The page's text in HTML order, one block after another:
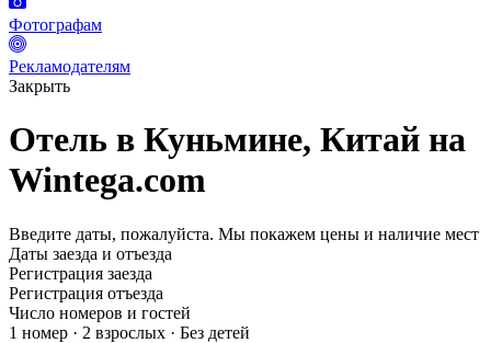
Фотографам
Рекламодателям
Закрыть
Отель в Куньмине, Китай на
Wintega.com
Введите даты, пожалуйста. Мы покажем цены и наличие мест
Даты заезда и отъезда
Регистрация заезда
Регистрация отъезда
Число номеров и гостей
1 номер · 2 взрослых · Без детей